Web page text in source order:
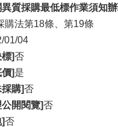
質採購最低標作業須知
購法第18條、第19條
01/04
]否
]是
購]否
開閱覽]否
否